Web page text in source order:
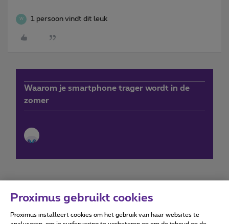
W 1 persoon vindt dit leuk
Waarom je smartphone trager wordt in de
zomer
Forumvoorwaarden Accessibility statement
Proximus gebruikt cookies
Proximus installeert cookies om het gebruik van haar websites te